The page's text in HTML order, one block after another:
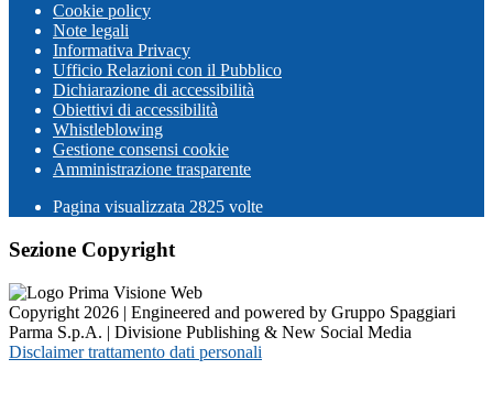
Cookie policy
Note legali
Informativa Privacy
Ufficio Relazioni con il Pubblico
Dichiarazione di accessibilità
Obiettivi di accessibilità
Whistleblowing
Gestione consensi cookie
Amministrazione trasparente
Pagina visualizzata 2825 volte
Sezione Copyright
Copyright 2026 | Engineered and powered by Gruppo Spaggiari
Parma S.p.A. | Divisione Publishing & New Social Media
Disclaimer trattamento dati personali